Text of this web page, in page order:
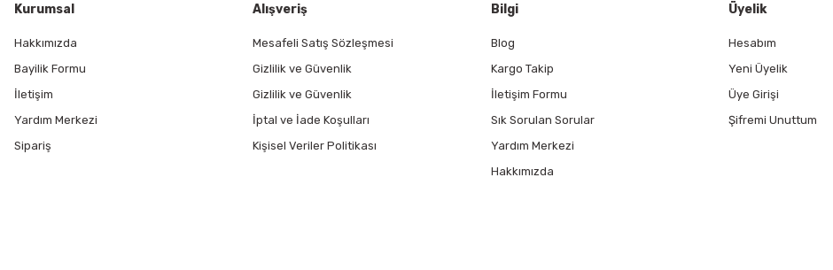
Kurumsal
Hakkımızda
Bayilik Formu
İletişim
Yardım Merkezi
Sipariş
Alışveriş
Mesafeli Satış Sözleşmesi
Gizlilik ve Güvenlik
Gizlilik ve Güvenlik
İptal ve İade Koşulları
Kişisel Veriler Politikası
Bilgi
Blog
Kargo Takip
İletişim Formu
Sık Sorulan Sorular
Yardım Merkezi
Hakkımızda
Üyelik
Hesabım
Yeni Üyelik
Üye Girişi
Şifremi Unuttum